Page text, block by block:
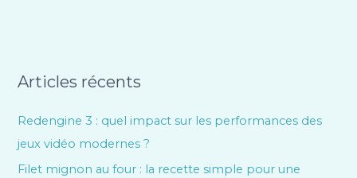
Articles récents
Redengine 3 : quel impact sur les performances des
jeux vidéo modernes ?
Filet mignon au four : la recette simple pour une